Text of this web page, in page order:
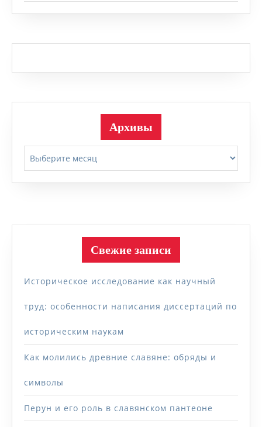
Архивы
Свежие записи
Историческое исследование как научный
труд: особенности написания диссертаций по
историческим наукам
Как молились древние славяне: обряды и
символы
Перун и его роль в славянском пантеоне